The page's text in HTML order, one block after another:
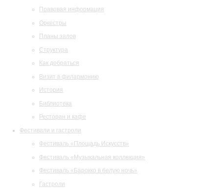
Правовая информация
Оркестры
Планы залов
Структура
Как добраться
Визит в филармонию
История
Библиотека
Ресторан и кафе
Фестивали и гастроли
Фестиваль «Площадь Искусств»
Фестиваль «Музыкальная коллекция»
Фестиваль «Барокко в белую ночь»
Гастроли